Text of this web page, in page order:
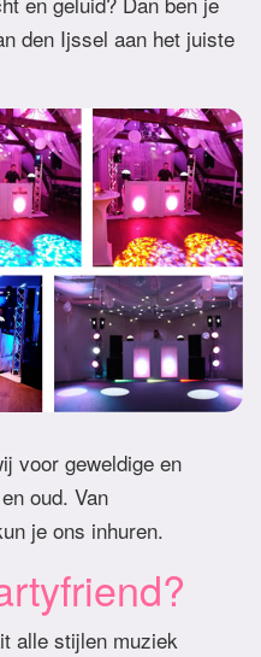
den Ijssel aan het juiste
voor geweldige en
oud. Van
je ons inhuren.
alle stijlen muziek